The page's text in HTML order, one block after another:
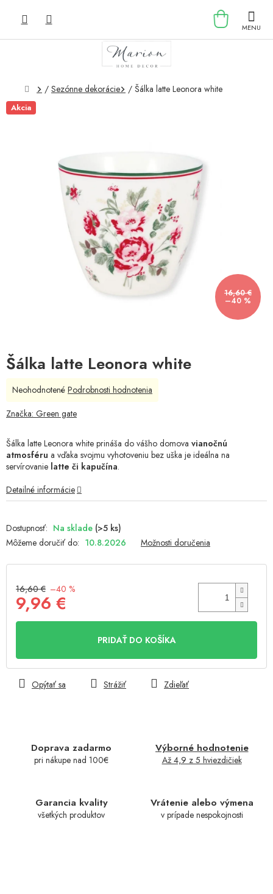
KOŠÍK
Domov
/ Sezónne dekorácie / Šálka latte Leonora white
Akcia
16,60 €
–40 %
Šálka latte Leonora white
Na sklade (>5 ks)
Môžeme doručiť do: 10.8.2026 Možnosti doručenia
16,60 € –40 %
9,96 €
Jednotková
PRIDAŤ DO KOŠÍKA
Doprava zadarmo
pri nákupe nad 100€
Výborné hodnotenie
Až 4,9 z 5 hviezdičiek
Garancia kvality
všetkých produktov
Vrátenie alebo výmena
v prípade nespokojnosti
Šálka latte Leonora white prináša do vášho domova vianočnú
atmosféru a vďaka svojmu vyhotoveniu bez uška je ideálna na
servírovanie latte či kapučína.
Detailné informácie
Opýtať sa Strážiť Zdieľať
Priemerné
produktu
z
5
hviezdičiek.
Neohodnotené Podrobnosti hodnotenia
Značka: Green gate